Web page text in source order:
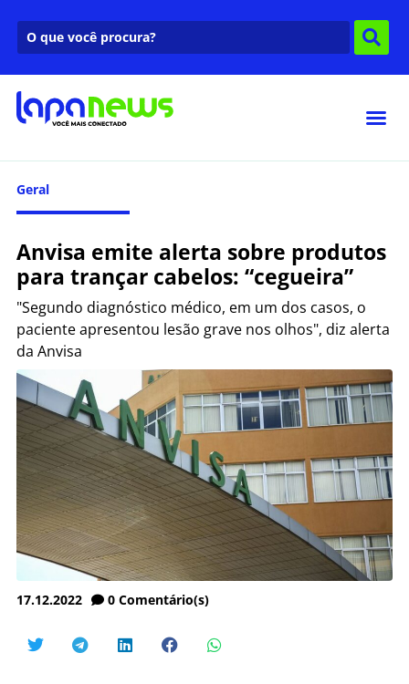
Geral
Anvisa emite alerta sobre produtos
para trançar cabelos: “cegueira”
"Segundo diagnóstico médico, em um dos casos, o
paciente apresentou lesão grave nos olhos", diz alerta
da Anvisa
17.12.2022 0 Comentário(s)